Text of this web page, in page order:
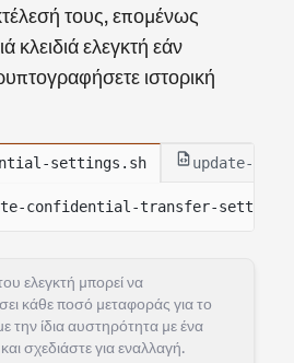
τους, επομένως
κλειδιά ελεγκτή εάν
ιστορική
settings.sh update-
confidential-transfer-settings
ελεγκτή μπορεί να
κάθε ποσό μεταφοράς για το
την ίδια αυστηρότητα με ένα
σχεδιάστε για εναλλαγή.